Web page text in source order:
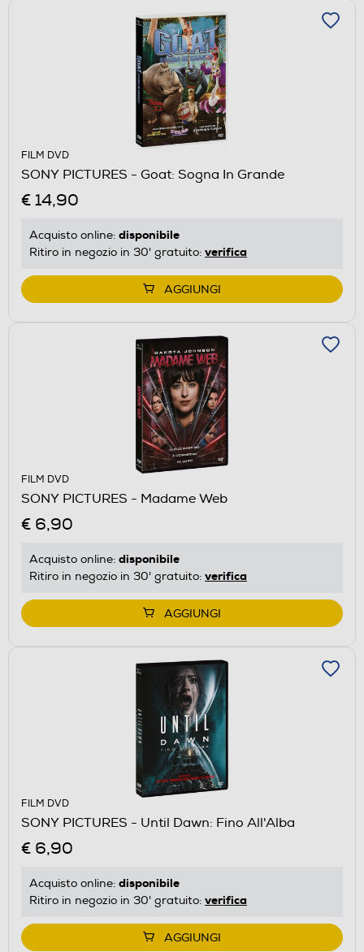
FILM DVD
SONY PICTURES - Goat: Sogna In Grande
€ 14,90
Acquisto online: disponibile
Ritiro in negozio in 30' gratuito: verifica
AGGIUNGI
FILM DVD
SONY PICTURES - Madame Web
€ 6,90
Acquisto online: disponibile
Ritiro in negozio in 30' gratuito: verifica
AGGIUNGI
FILM DVD
SONY PICTURES - Until Dawn: Fino All'Alba
€ 6,90
Acquisto online: disponibile
Ritiro in negozio in 30' gratuito: verifica
AGGIUNGI